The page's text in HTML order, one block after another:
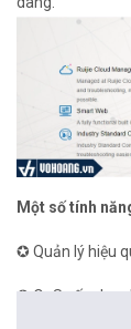
Một số tính
✪ Quản lý hiệu
✪ QoS cấp